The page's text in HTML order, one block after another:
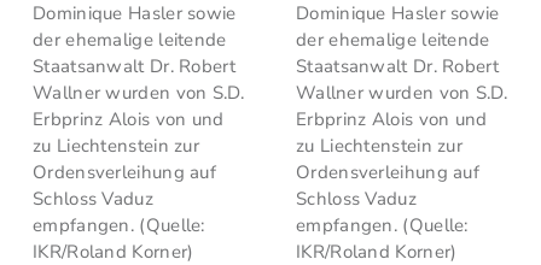
Dominique Hasler sowie
der ehemalige leitende
Staatsanwalt Dr. Robert
Wallner wurden von S.D.
Erbprinz Alois von und
zu Liechtenstein zur
Ordensverleihung auf
Schloss Vaduz
empfangen. (Quelle:
IKR/Roland Korner)
Dominique Hasler sowie
der ehemalige leitende
Staatsanwalt Dr. Robert
Wallner wurden von S.D.
Erbprinz Alois von und
zu Liechtenstein zur
Ordensverleihung auf
Schloss Vaduz
empfangen. (Quelle:
IKR/Roland Korner)